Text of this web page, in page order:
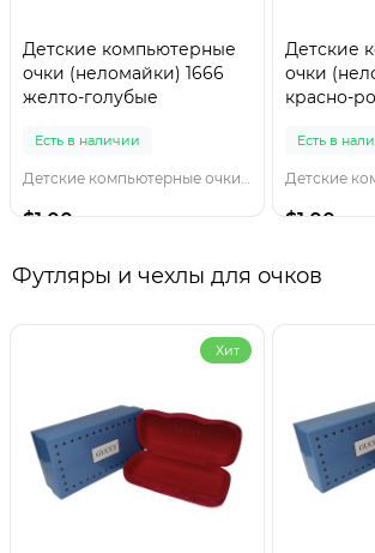
Детские компьютерные
очки (неломайки) 1666
желто-голубые
Есть в наличии
Детские компьютерные очки 1666 желто-голубы
$1.00
Детские
очки
красно-
Есть в
$1.00
Футляры и чехлы для очков
Хит